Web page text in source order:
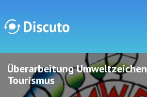
Discuto
Discuto
Überarbeitung Umweltzeichen
Tourismus